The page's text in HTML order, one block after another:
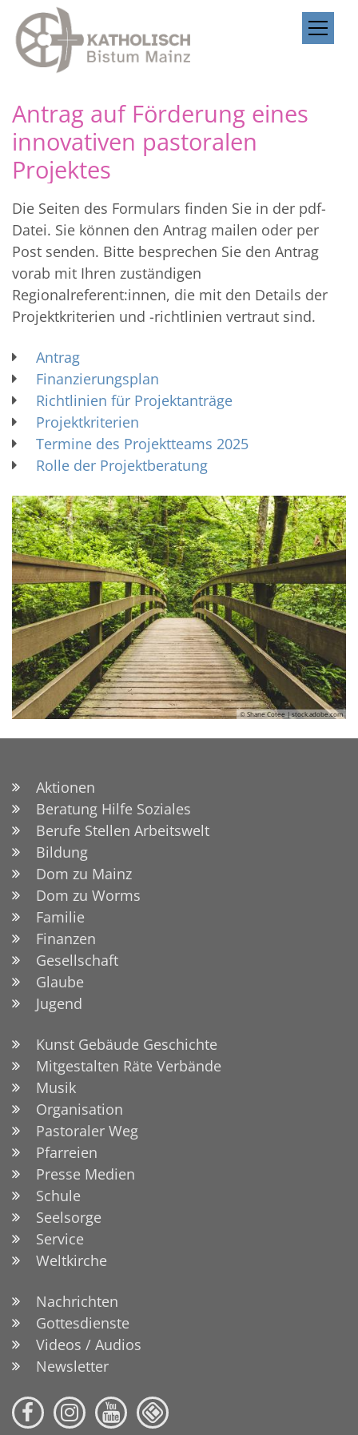
Zum Inhalt springen
Antrag auf Förderung eines
innovativen pastoralen
Projektes
Die Seiten des Formulars finden Sie in der pdf-
Datei. Sie können den Antrag mailen oder per
Post senden. Bitte besprechen Sie den Antrag
vorab mit Ihren zuständigen
Regionalreferent:innen, die mit den Details der
Projektkriterien und -richtlinien vertraut sind.
Antrag
Finanzierungsplan
Richtlinien für Projektanträge
Projektkriterien
Termine des Projektteams 2025
Rolle der Projektberatung
© Shane Cotee | stock.adobe.com
Aktionen
Beratung Hilfe Soziales
Berufe Stellen Arbeitswelt
Bildung
Dom zu Mainz
Dom zu Worms
Familie
Finanzen
Gesellschaft
Glaube
Jugend
Kunst Gebäude Geschichte
Mitgestalten Räte Verbände
Musik
Organisation
Pastoraler Weg
Pfarreien
Presse Medien
Schule
Seelsorge
Service
Weltkirche
Nachrichten
Gottesdienste
Videos / Audios
Newsletter